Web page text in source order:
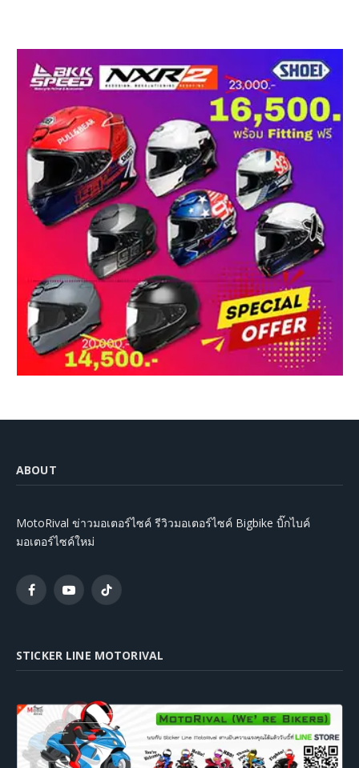
ABOUT
MotoRival ข่าวมอเตอร์ไซค์ รีวิวมอเตอร์ไซค์ Bigbike บิ๊กไบค์
มอเตอร์ไซค์ใหม่
FacebookYouTubeTikTok
STICKER LINE MOTORIVAL